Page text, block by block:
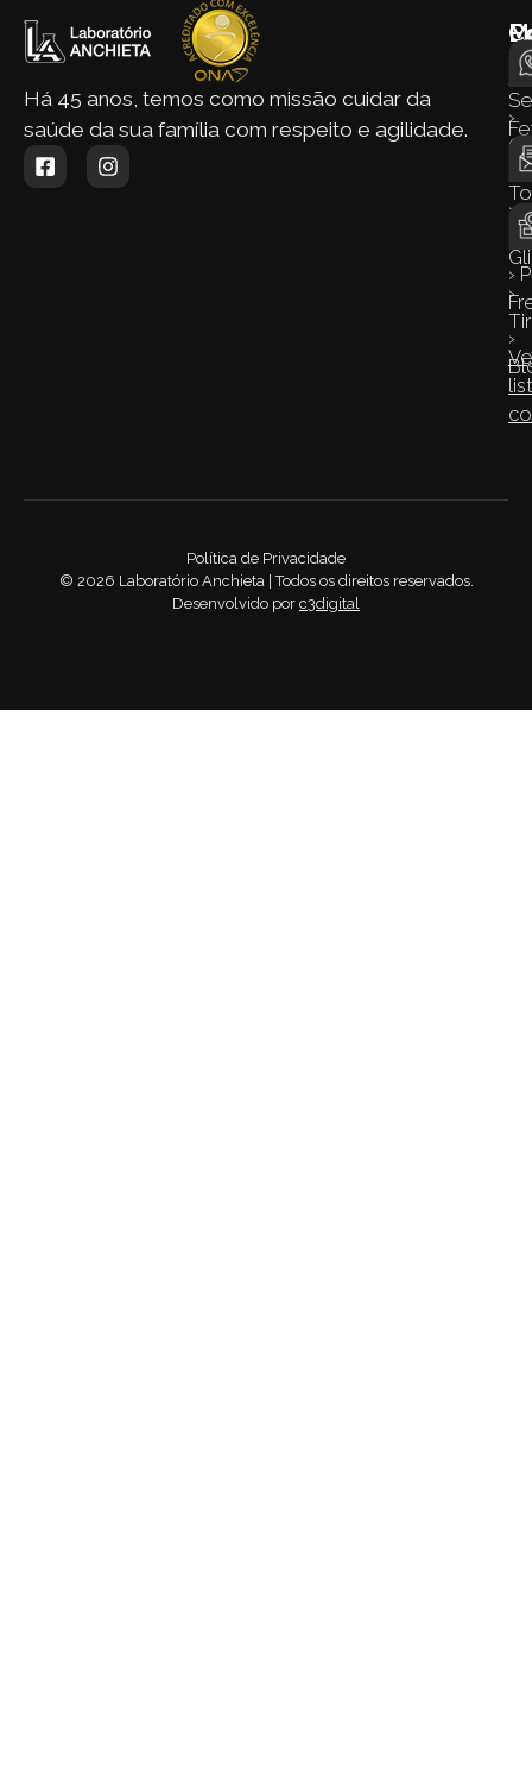
Há 45 anos, temos como missão cuidar da
saúde da sua família com respeito e agilidade.
›
›
›
›
›
›
Política de Privacidade
© 2026 Laboratório Anchieta | Todos os direitos reservados.
Desenvolvido por c3digital